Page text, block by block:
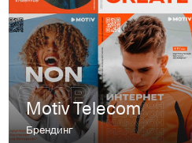
Motiv Telecom
Брендинг